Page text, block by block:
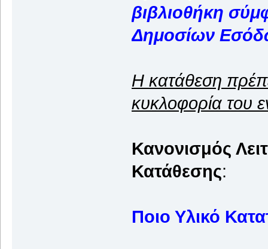
βιβλιοθήκη
Δημοσίων
Η κατάθεση
κυκλοφορία του
Κανονισμός
Κατάθεσης:
Ποιο Υλικό